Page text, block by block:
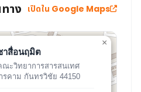
าง เปิดใน Google Maps
าสื่อนฤมิต
ะวิทยาการสารสนเทศ
คาม กันทรวิชัย 44150
×